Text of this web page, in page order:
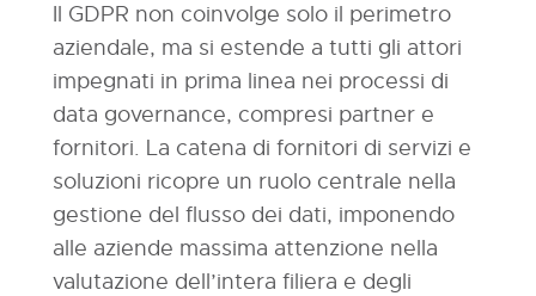
Il GDPR non coinvolge solo il perimetro
aziendale, ma si estende a tutti gli attori
impegnati in prima linea nei processi di
data governance, compresi partner e
fornitori. La catena di fornitori di servizi e
soluzioni ricopre un ruolo centrale nella
gestione del flusso dei dati, imponendo
alle aziende massima attenzione nella
valutazione dell’intera filiera e degli